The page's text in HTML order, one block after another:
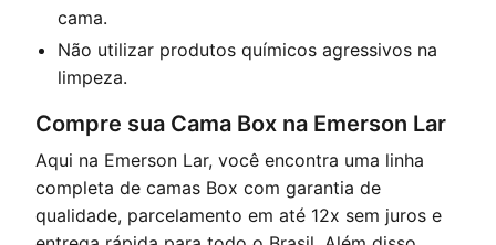
cama.
Não utilizar produtos químicos agressivos na
limpeza.
Compre sua Cama Box na Emerson Lar
Aqui na Emerson Lar, você encontra uma linha
completa de camas Box com garantia de
qualidade, parcelamento em até 12x sem juros e